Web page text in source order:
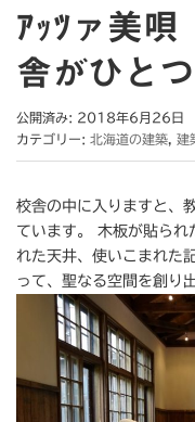
ｱｯﾂァ美
舎がひと
公開済み: 2018年6月26日
カテゴリー: 北海道の建築 建
校舎の中に入りますと、
ています。 木板が貼られ
れた天井、使いこまれた
って、聖なる空間を創り